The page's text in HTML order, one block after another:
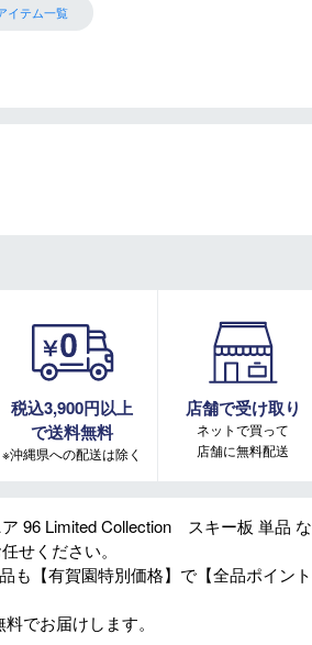
イテム一覧
税込3,900円以上
で送料無料
※沖縄県への配送は除く
店舗で受け取り
ネットで買って
店舗に無料配送
96 Limited Collection スキー板 単品 な
せください。
も【有賀園特別価格】で【全品ポイント
でお届けします。